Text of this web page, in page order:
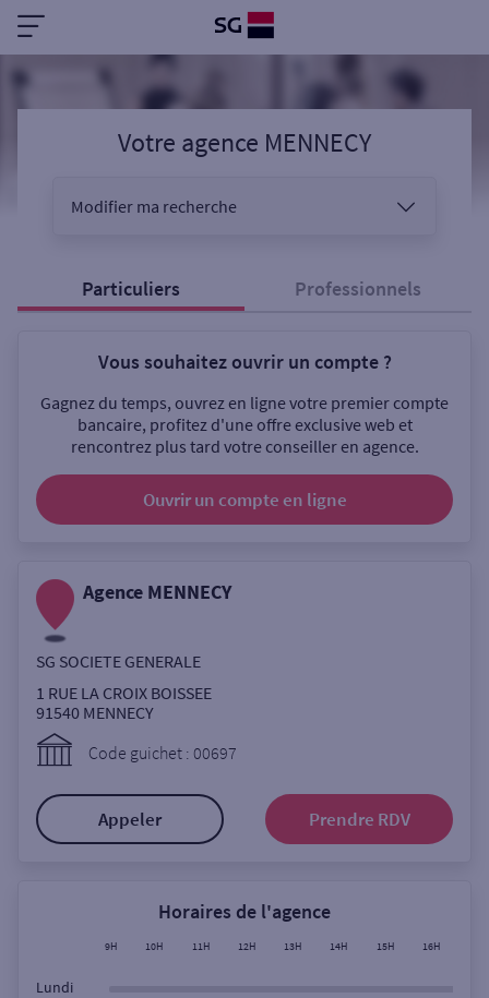
Votre agence MENNECY
Modifier ma recherche
Sélectionnez votre recherche
Ouverte le samedi
Ouverte le lundi
Ville / Code postal
Rue
Rechercher
Particuliers Professionnels
Vous souhaitez ouvrir un compte ?
Gagnez du temps, ouvrez en ligne votre premier compte
bancaire, profitez d'une offre exclusive web et
rencontrez plus tard votre conseiller en agence.
Ouvrir un compte en ligne
Agence MENNECY
SG SOCIETE GENERALE
1 RUE LA CROIX BOISSEE
91540 MENNECY
Code guichet : 00697
Appeler Prendre RDV
Horaires de l'agence
9H 10H 11H 12H 13H 14H 15H 16H
Lundi